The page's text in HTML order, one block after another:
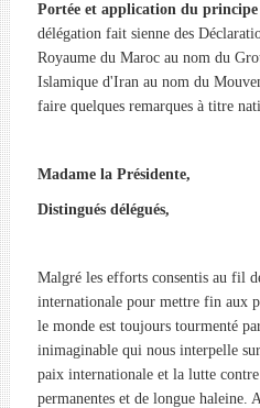
Portée et application du principe
délégation fait sienne des
Royaume du Maroc au nom du
Islamique d'Iran au nom du
faire quelques remarques à titre
Madame la Présidente,
Distingués délégués,
Malgré les efforts consentis au fil
internationale pour mettre fin aux
le monde est toujours tourmenté
inimaginable qui nous interpelle
paix internationale et la lutte
permanentes et de longue